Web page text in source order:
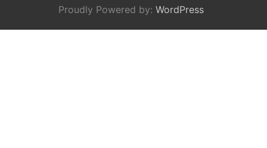
Proudly Powered by: WordPress